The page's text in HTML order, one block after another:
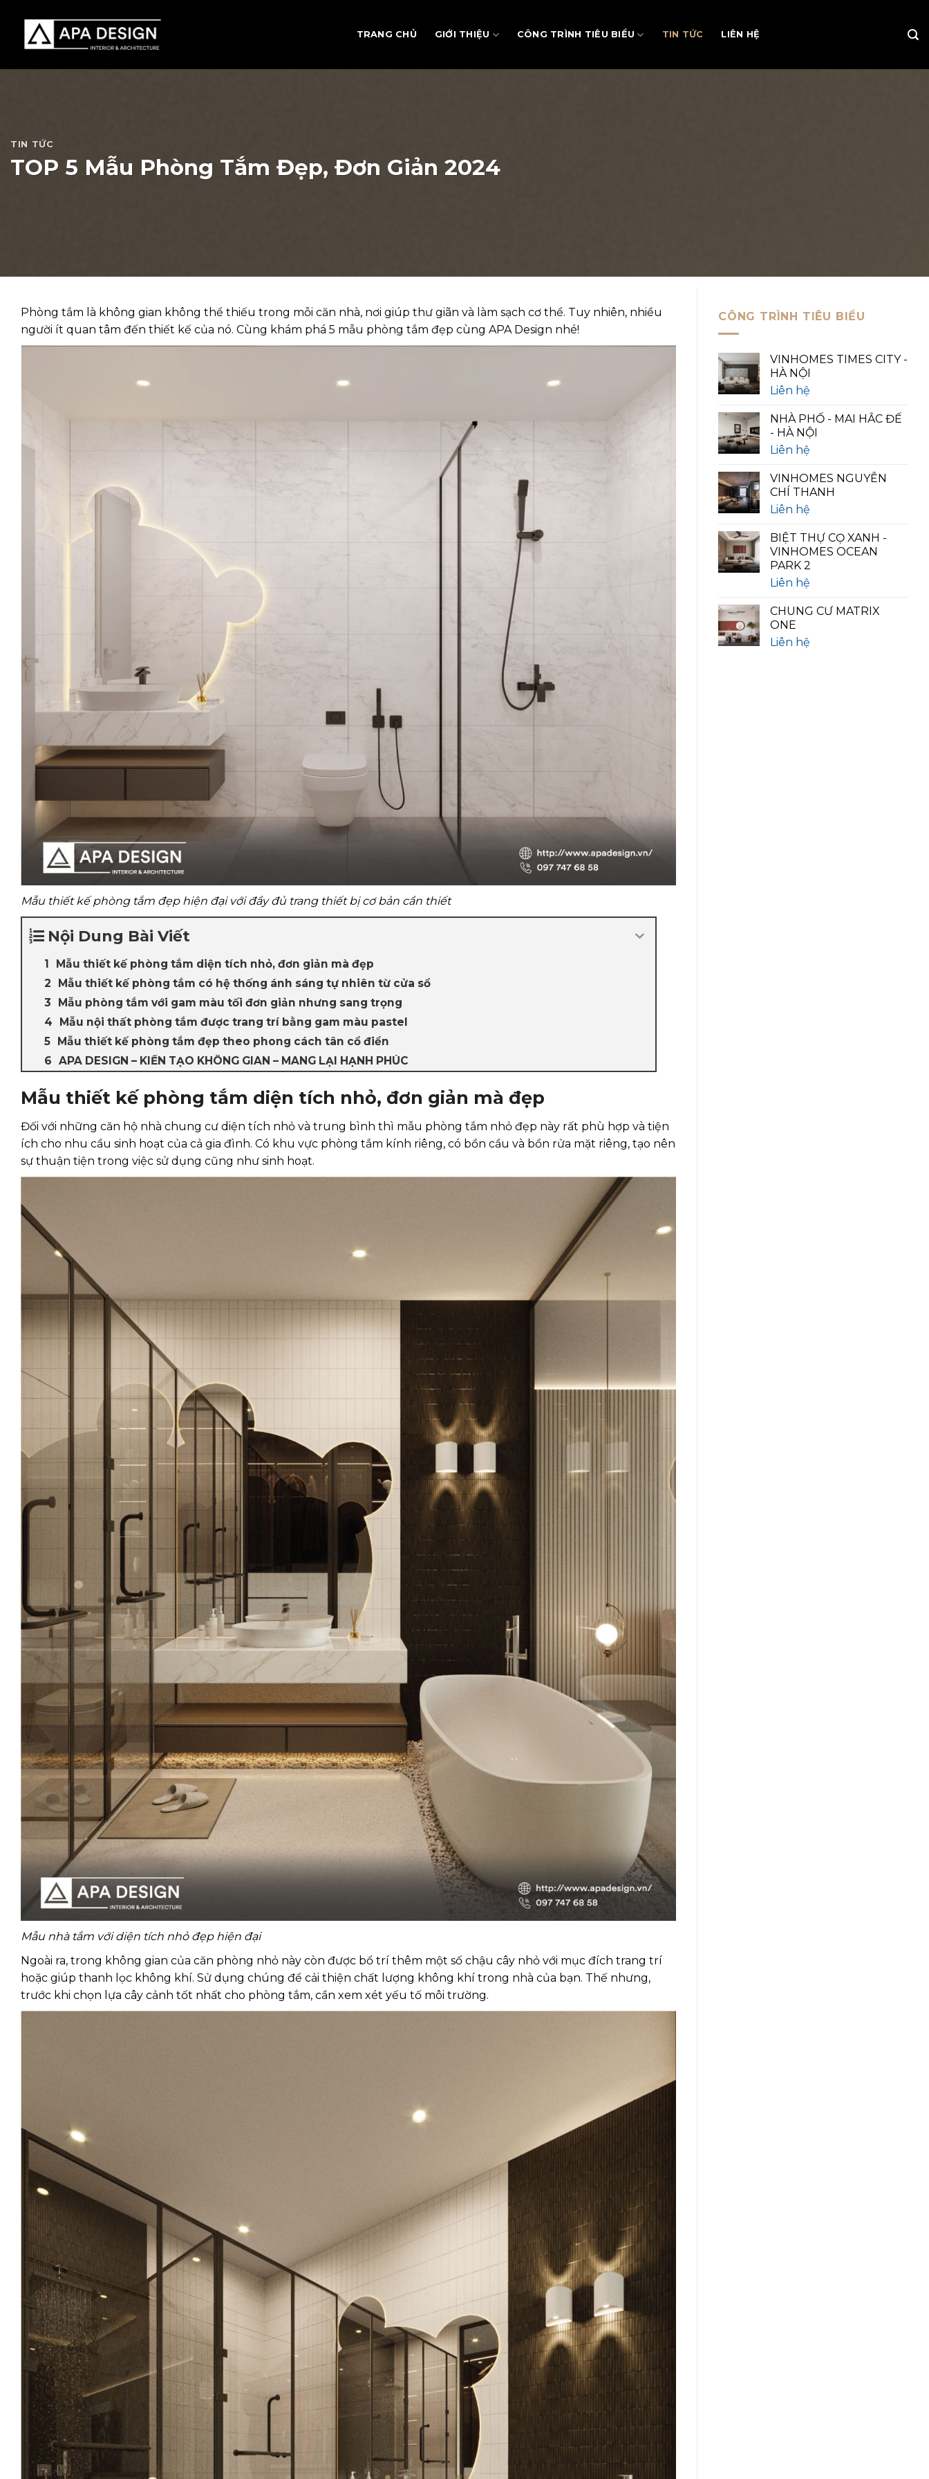
content
TRANG CHỦ GIỚI THIỆU CÔNG TRÌNH TIÊU BIỂU TIN TỨC LIÊN HỆ
TIN TỨC
TOP 5 Mẫu Phòng Tắm Đẹp, Đơn Giản 2024
Phòng tắm là không gian không thể thiếu trong mỗi căn nhà, nơi giúp thư giãn và làm sạch cơ thể. Tuy nhiên, nhiều
người ít quan tâm đến thiết kế của nó. Cùng khám phá 5 mẫu phòng tắm đẹp cùng APA Design nhé!
Mẫu thiết kế phòng tắm đẹp hiện đại với đầy đủ trang thiết bị cơ bản cần thiết
Nội Dung Bài Viết
Mẫu thiết kế phòng tắm diện tích nhỏ, đơn giản mà đẹp
Mẫu thiết kế phòng tắm có hệ thống ánh sáng tự nhiên từ cửa sổ
Mẫu phòng tắm với gam màu tối đơn giản nhưng sang trọng
Mẫu nội thất phòng tắm được trang trí bằng gam màu pastel
Mẫu thiết kế phòng tắm đẹp theo phong cách tân cổ điển
APA DESIGN – KIẾN TẠO KHÔNG GIAN – MANG LẠI HẠNH PHÚC
Mẫu thiết kế phòng tắm diện tích nhỏ, đơn giản mà đẹp
Đối với những căn hộ nhà chung cư diện tích nhỏ và trung bình thì mẫu phòng tắm nhỏ đẹp này rất phù hợp và tiện
ích cho nhu cầu sinh hoạt của cả gia đình. Có khu vực phòng tắm kính riêng, có bồn cầu và bồn rửa mặt riêng, tạo nên
sự thuận tiện trong việc sử dụng cũng như sinh hoạt.
Mẫu nhà tắm với diện tích nhỏ đẹp hiện đại
Ngoài ra, trong không gian của căn phòng nhỏ này còn được bổ trí thêm một số chậu cây nhỏ với mục đích trang trí
hoặc giúp thanh lọc không khí. Sử dụng chúng để cải thiện chất lượng không khí trong nhà của bạn. Thế nhưng,
trước khi chọn lựa cây cảnh tốt nhất cho phòng tắm, cần xem xét yếu tố môi trường.
CÔNG TRÌNH TIÊU BIỂU
VINHOMES TIMES CITY -
HÀ NỘI
Liên hệ
NHÀ PHỐ - MAI HẮC ĐẾ
- HÀ NỘI
Liên hệ
VINHOMES NGUYỄN
CHÍ THANH
Liên hệ
BIỆT THỰ CỌ XANH -
VINHOMES OCEAN
PARK 2
Liên hệ
CHUNG CƯ MATRIX
ONE
Liên hệ